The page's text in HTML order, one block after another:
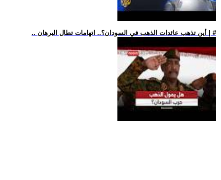
.. أين تذهب عائدات الذهب في السودان؟.. اتهامات تطال البرهان | #